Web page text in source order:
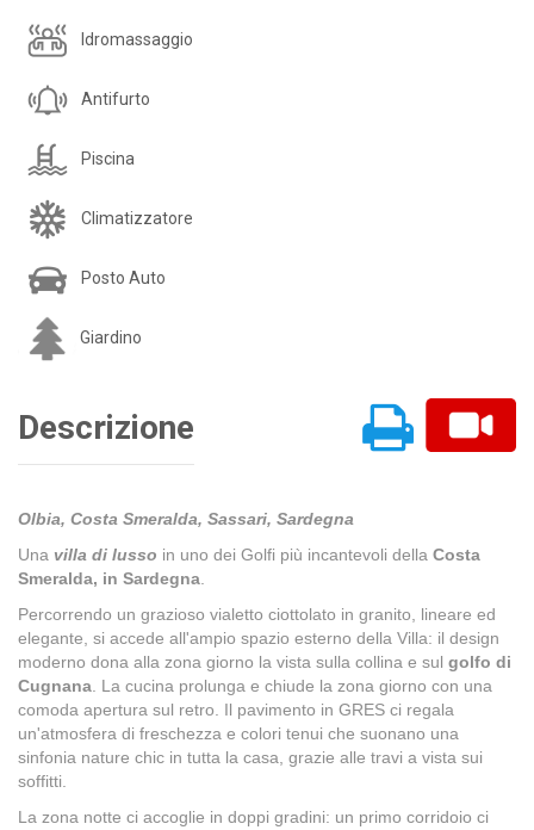
Idromassaggio
Antifurto
Piscina
Climatizzatore
Posto Auto
Giardino
Descrizione
Olbia, Costa Smeralda, Sassari, Sardegna
Una villa di lusso in uno dei Golfi più incantevoli della Costa
Smeralda, in Sardegna.
Percorrendo un grazioso vialetto ciottolato in granito, lineare ed
elegante, si accede all'ampio spazio esterno della Villa: il design
moderno dona alla zona giorno la vista sulla collina e sul golfo di
Cugnana. La cucina prolunga e chiude la zona giorno con una
comoda apertura sul retro. Il pavimento in GRES ci regala
un'atmosfera di freschezza e colori tenui che suonano una
sinfonia nature chic in tutta la casa, grazie alle travi a vista sui
soffitti.
La zona notte ci accoglie in doppi gradini: un primo corridoio ci